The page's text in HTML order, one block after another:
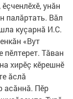
унăн
палăртать. Вăл
куçарнă И.С.
«Вут
Тăван
хирӗç кӗрешнӗ
ăслă
асăннă. Пӗр